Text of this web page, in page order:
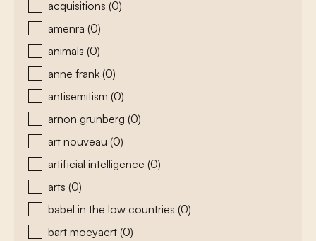
acquisitions (0)
amenra (0)
animals (0)
anne frank (0)
antisemitism (0)
arnon grunberg (0)
art nouveau (0)
artificial intelligence (0)
arts (0)
babel in the low countries (0)
bart moeyaert (0)